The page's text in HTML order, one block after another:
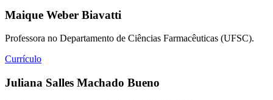
Maique Weber Biavatti
Professora no Departamento de Ciências Farmacêuticas (UFSC).
Currículo
Juliana Salles Machado Bueno